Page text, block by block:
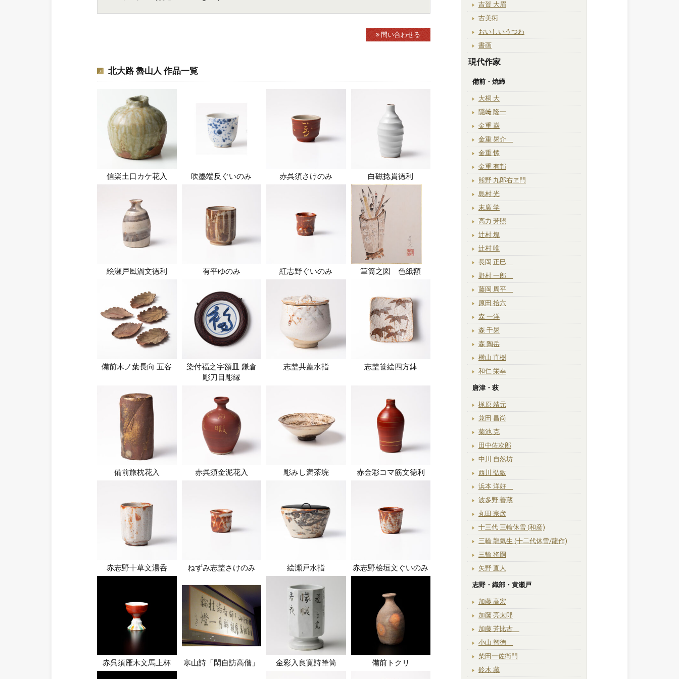
問い合わせる
北大路 魯山人 作品一覧
信楽土口カケ花入 吹墨端反ぐいのみ 赤呉須さけのみ 白磁捻貫徳利
絵瀬戸風渦文徳利 有平ゆのみ 紅志野ぐいのみ 筆筒之図 色紙額
備前木ノ葉長向 五客
染付福之字額皿 鎌倉
彫刀目彫縁
志埜共蓋水指 志埜笹絵四方鉢
備前旅枕花入 赤呉須金泥花入 彫みし満茶垸 赤金彩コマ筋文徳利
赤志野十草文湯呑 ねずみ志埜さけのみ 絵瀬戸水指 赤志野桧垣文ぐいのみ
赤呉須雁木文馬上杯 寒山詩「閑自訪高僧」 金彩入良寛詩筆筒 備前トクリ
吉賀 大眉
古美術
おいしいうつわ
書画
現代作家
備前・焼締
大桐 大
隠﨑 隆一
金重 巌
金重 晃介
金重 愫
金重 有邦
熊野 九郎右ヱ門
島村 光
末廣 学
高力 芳照
辻村 塊
辻村 唯
長岡 正巳
野村 一郎
藤岡 周平
原田 拾六
森 一洋
森 千晃
森 陶岳
横山 直樹
和仁 栄幸
唐津・萩
梶原 靖元
兼田 昌尚
菊池 克
田中佐次郎
中川 自然坊
西川 弘敏
浜本 洋好
波多野 善蔵
丸田 宗彦
十三代 三輪休雪 (和彦)
三輪 龍氣生 (十二代休雪/龍作)
三輪 将嗣
矢野 直人
志野・織部・黄瀬戸
加藤 高宏
加藤 亮太郎
加藤 芳比古
小山 智徳
柴田一佐衛門
鈴木 藏